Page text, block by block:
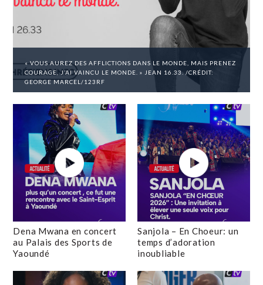
« VOUS AUREZ DES AFFLICTIONS DANS LE MONDE, MAIS PRENEZ
COURAGE, J’AI VAINCU LE MONDE. » JEAN 16.33. /CRÉDIT:
GEORGE MARCEL/123RF
Dena Mwana en concert
au Palais des Sports de
Yaoundé
Sanjola – En Choeur: un
temps d’adoration
inoubliable